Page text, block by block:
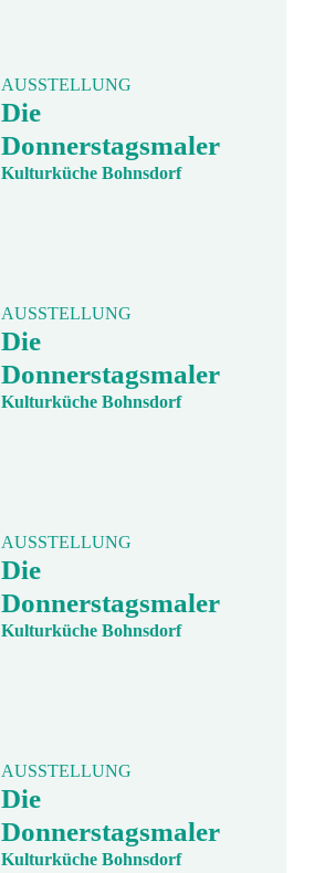
AUSSTELLUNG
Die
Donnerstagsmaler
Kulturküche Bohnsdorf
AUSSTELLUNG
Die
Donnerstagsmaler
Kulturküche Bohnsdorf
AUSSTELLUNG
Die
Donnerstagsmaler
Kulturküche Bohnsdorf
AUSSTELLUNG
Die
Donnerstagsmaler
Kulturküche Bohnsdorf